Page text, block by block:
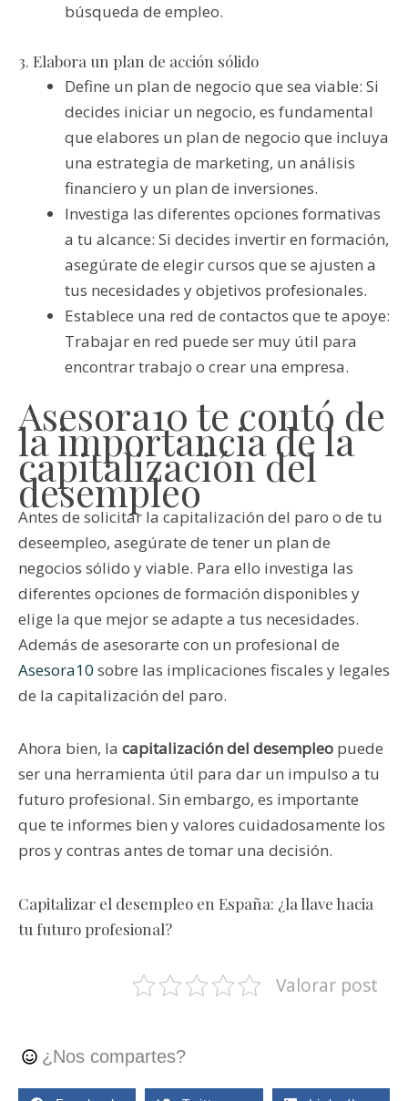
búsqueda de empleo.
3. Elabora un plan de acción sólido
Define un plan de negocio que sea viable: Si
decides iniciar un negocio, es fundamental
que elabores un plan de negocio que incluya
una estrategia de marketing, un análisis
financiero y un plan de inversiones.
Investiga las diferentes opciones formativas
a tu alcance: Si decides invertir en formación,
asegúrate de elegir cursos que se ajusten a
tus necesidades y objetivos profesionales.
Establece una red de contactos que te apoye:
Trabajar en red puede ser muy útil para
encontrar trabajo o crear una empresa.
Asesora10 te contó de
la importancia de la
capitalización del
desempleo
Antes de solicitar la capitalización del paro o de tu
deseempleo, asegúrate de tener un plan de
negocios sólido y viable. Para ello investiga las
diferentes opciones de formación disponibles y
elige la que mejor se adapte a tus necesidades.
Además de asesorarte con un profesional de
Asesora10 sobre las implicaciones fiscales y legales
de la capitalización del paro.
Ahora bien, la capitalización del desempleo puede
ser una herramienta útil para dar un impulso a tu
futuro profesional. Sin embargo, es importante
que te informes bien y valores cuidadosamente los
pros y contras antes de tomar una decisión.
Capitalizar el desempleo en España: ¿la llave hacia
tu futuro profesional?
Valorar post
¿Nos compartes?